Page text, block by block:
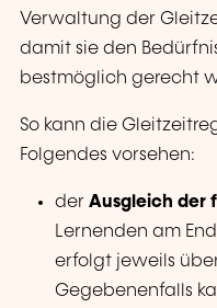
Verwaltung der
damit sie den
bestmöglich gerecht
So kann die
Folgendes vorsehen:
derAusgleich der
Lernenden am
erfolgt jeweils
Gegebenenfalls